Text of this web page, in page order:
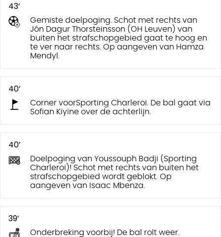
43’
Gemiste doelpoging. Schot met rechts van
Jón Dagur Thorsteinsson (OH Leuven) van
buiten het strafschopgebied gaat te hoog en
te ver naar rechts. Op aangeven van Hamza
Mendyl.
40’
Corner voorSporting Charleroi. De bal gaat via
Sofian Kiyine over de achterlijn.
40’
Doelpoging van Youssouph Badji (Sporting
Charleroi)! Schot met rechts van buiten het
strafschopgebied wordt geblokt. Op
aangeven van Isaac Mbenza.
39’
Onderbreking voorbij! De bal rolt weer.